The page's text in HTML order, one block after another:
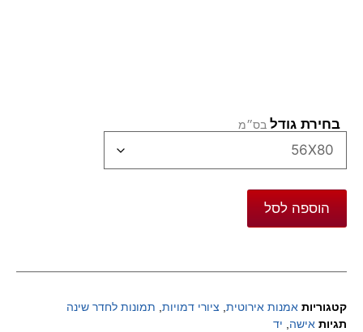
בחירת גודל
הוספה לסל
קטגוריות אמנות אירוטית, ציורי דמויות, תמונות לחדר שינה
תגיות אישה, יד